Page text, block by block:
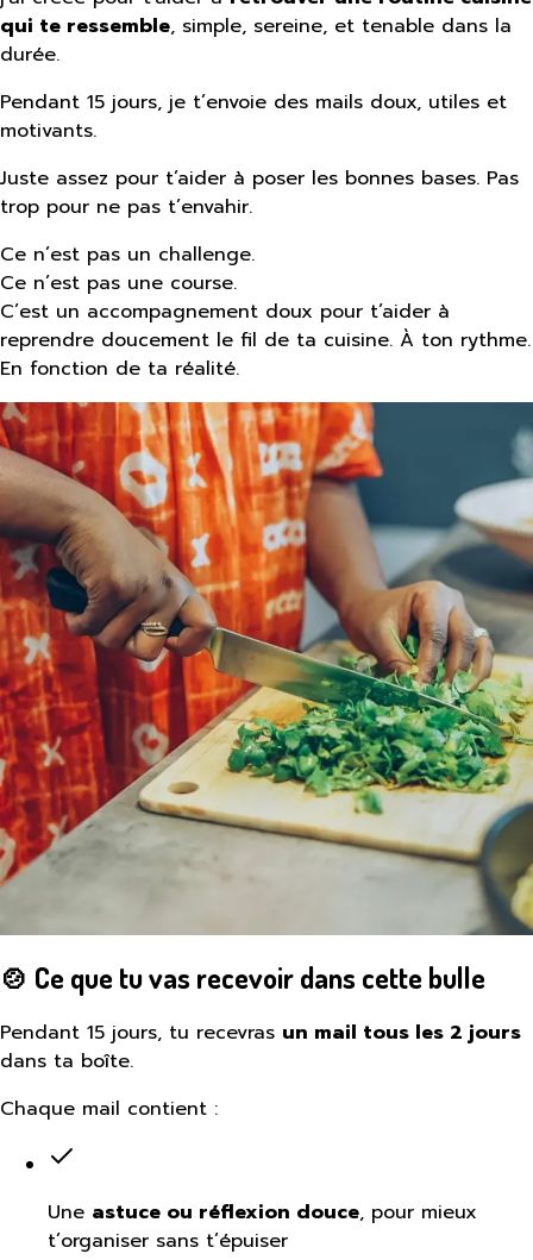
qui te ressemble, simple, sereine, et tenable dans la
durée.
Pendant 15 jours, je t’envoie des mails doux, utiles et
motivants.
Juste assez pour t’aider à poser les bonnes bases. Pas
trop pour ne pas t’envahir.
Ce n’est pas un challenge.
Ce n’est pas une course.
C’est un accompagnement doux pour t’aider à
reprendre doucement le fil de ta cuisine. À ton rythme.
En fonction de ta réalité.
🍲 Ce que tu vas recevoir dans cette bulle
Pendant 15 jours, tu recevras un mail tous les 2 jours
dans ta boîte.
Chaque mail contient :
Une astuce ou réflexion douce, pour mieux
t’organiser sans t’épuiser